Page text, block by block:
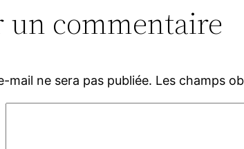
un commentaire
mail ne sera pas publiée. Les champs